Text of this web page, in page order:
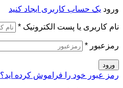
ورود یک حساب کاربری ایجاد کنید
نام کاربری یا پست الکترونیک *
رمزعبور *
ورود
رمز عبور خود را فراموش کرده اید؟